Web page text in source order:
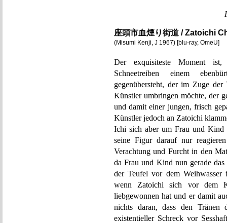
座頭市血煙り街道 / Zatoichi
(Misumi Kenji, J 1967) [blu-ray, OmeU]
Der exquisiteste Moment
Schneetreiben einem
gegenübersteht, der im Zuge der
Künstler umbringen möchte, der
und damit einer jungen, frisch
Künstler jedoch an Zatoichi
Ichi sich aber um Frau und Kind
seine Figur darauf nur
Verachtung und Furcht in den
da Frau und Kind nun gerade
der Teufel vor dem Weihwasser
wenn Zatoichi sich vor dem
liebgewonnen hat und er damit
nichts daran, dass den Tränen
existentieller Schreck vor